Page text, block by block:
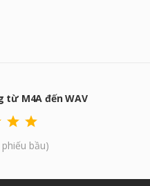
từ M4A đến WAV
bầu)